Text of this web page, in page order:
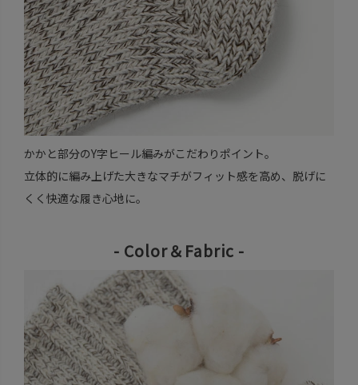
かかと部分のY字ヒール編みがこだわりポイント。
立体的に編み上げた大きなマチがフィット感を高め、脱げに
くく快適な履き心地に。
- Color＆Fabric -